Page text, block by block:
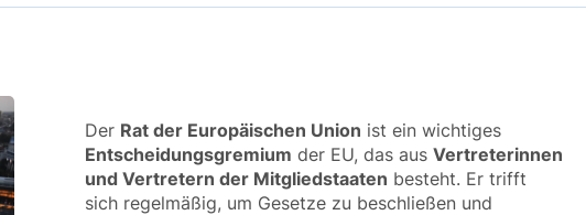
Der Rat der Europäischen Union ist ein wichtiges
Entscheidungsgremium der EU, das ausVertreterinnen
und Vertretern der Mitgliedstaaten besteht. Er trifft
sich regelmäßig, um Gesetze zu beschließen und